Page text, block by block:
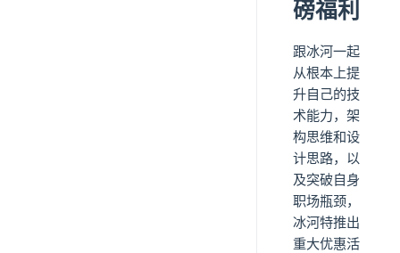
磅福利
跟冰河一起
从根本上提
升自己的技
术能力，架
构思维和设
计思路，以
及突破自身
职场瓶颈，
冰河特推出
重大优惠活